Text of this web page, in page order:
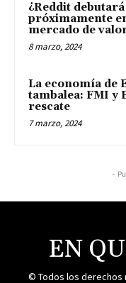
¿Reddit debutará
próximamente
mercado de
8 marzo, 2024
La economía de
tambalea: FMI y
rescate
7 marzo, 2024
-
EN
© Todos los derechos